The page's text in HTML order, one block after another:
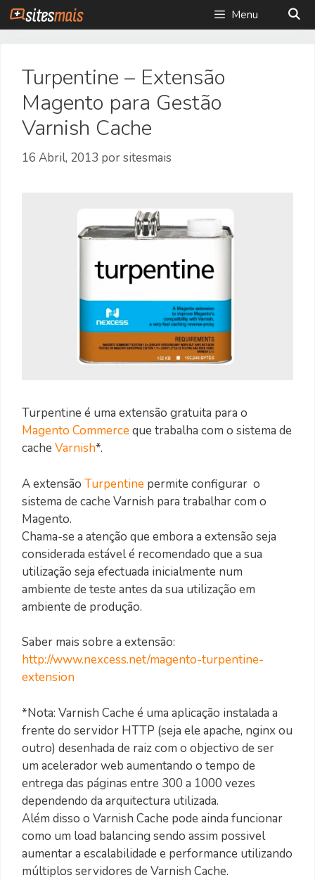
Saltar
para
Menu
Turpentine – Extensão
Magento para Gestão
Varnish Cache
16 Abril, 2013 porsitesmais
Turpentine é uma extensão gratuita para o
Magento Commerceque trabalha com o sistema de
cache Varnish*.
A extensão Turpentine permite configurar o
sistema de cache Varnish para trabalhar com o
Magento.
Chama-se a atenção que embora a extensão seja
considerada estável é recomendado que a sua
utilização seja efectuada inicialmente num
ambiente de teste antes da sua utilização em
ambiente de produção.
Saber mais sobre a extensão:
http://www.nexcess.net/magento-turpentine-
extension
*Nota: Varnish Cache é uma aplicação instalada a
frente do servidor HTTP (seja ele apache, nginx ou
outro) desenhada de raiz com o objectivo de ser
um acelerador web aumentando o tempo de
entrega das páginas entre 300 a 1000 vezes
dependendo da arquitectura utilizada.
Além disso o Varnish Cache pode ainda funcionar
como um load balancing sendo assim possivel
aumentar a escalabilidade e performance utilizando
múltiplos servidores de Varnish Cache.